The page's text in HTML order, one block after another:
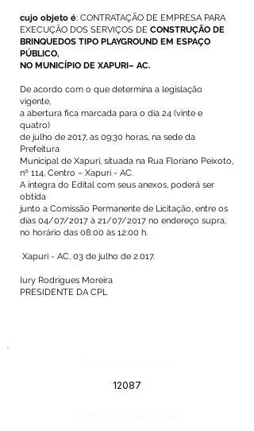
cujo objeto é: CONTRATAÇÃO DE EMPRESA PARA
EXECUÇÃO DOS SERVIÇOS DE CONSTRUÇÃO DE
BRINQUEDOS TIPO PLAYGROUND EM ESPAÇO
PÚBLICO,
NO MUNICÍPIO DE XAPURI– AC.
De acordo com o que determina a legislação
vigente,
a abertura fica marcada para o dia 24 (vinte e
quatro)
de julho de 2017, as 09:30 horas, na sede da
Prefeitura
Municipal de Xapuri, situada na Rua Floriano Peixoto,
nº 114, Centro – Xapuri - AC.
A íntegra do Edital com seus anexos, poderá ser
obtida
junto a Comissão Permanente de Licitação, entre os
dias 04/07/2017 à 21/07/2017 no endereço supra,
no horário das 08:00 às 12:00 h.
Xapuri - AC, 03 de julho de 2.017.
Iury Rodrigues Moreira
PRESIDENTE DA CPL
12087